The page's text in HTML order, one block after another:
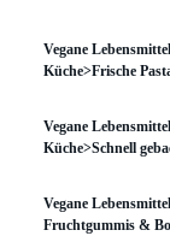
Vegane
Küche>Frische
Vegane
Küche>Schnell
Vegane
Fruchtgummis &